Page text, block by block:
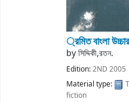
্রমিত বাংলা
byসিদ্দিকী,রতন.
Edition:2ND 2005
Material type:
fiction